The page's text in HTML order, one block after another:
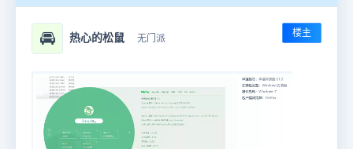
🚘 热心的松鼠 无门派 楼主